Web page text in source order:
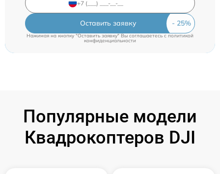
Оставить заявку
Нажимая на кнопку "Оставить заявку" Вы соглашаетесь c политикой
конфиденциальности
Популярные модели
Квадрокоптеров DJI